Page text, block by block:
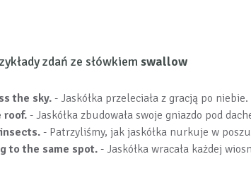
zdań ze słówkiemswallow
the sky. - Jaskółka przeleciała z gracją po niebie.
roof. - Jaskółka zbudowała swoje gniazdo pod
- Patrzyliśmy, jak jaskółka nurkuje w
to the same spot.- Jaskółka wracała każdej